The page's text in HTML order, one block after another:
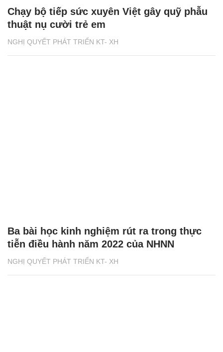
NGHỊ QUYẾT PHÁT TRIỂN KT- XH
Chạy bộ tiếp sức xuyên Việt gây quỹ phẫu
thuật nụ cười trẻ em
NGHỊ QUYẾT PHÁT TRIỂN KT- XH
Ba bài học kinh nghiệm rút ra trong thực
tiễn điều hành năm 2022 của NHNN